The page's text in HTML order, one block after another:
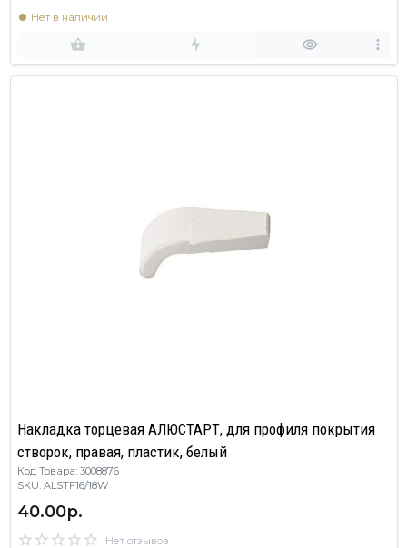
Нет в наличии
Накладка торцевая АЛЮСТАРТ, для профиля покрытия
створок, правая, пластик, белый
Код Товара: 3008876
SKU: ALSTF16/18W
40.00р.
Нет отзывов